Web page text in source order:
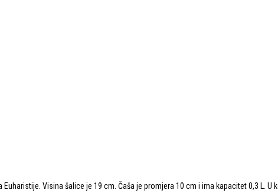
Visina šalice je 19 cm. Čaša je promjera 10 cm i ima kapacitet 0,3 L. U